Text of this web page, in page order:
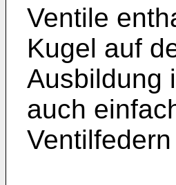
Ventile
Kugel auf
Ausbildung
auch